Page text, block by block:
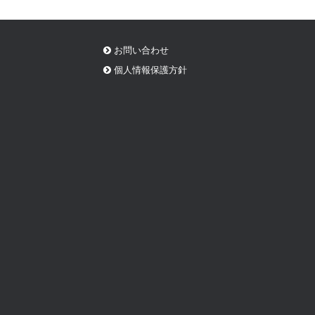
お問い合わせ
個人情報保護方針